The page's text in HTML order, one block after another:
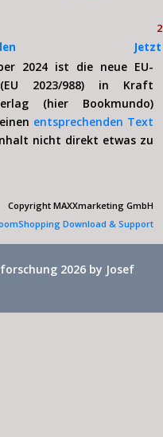
2024 ist die neue EU-
(EU 2023/988) in Kraft
(hier Bookmundo)
entsprechenden Text
nicht direkt etwas zu
Copyright MAXXmarketing GmbH
Download & Support
2026 by Josef